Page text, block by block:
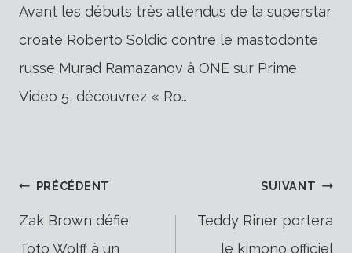
Avant les débuts très attendus de la superstar
croate Roberto Soldic contre le mastodonte
russe Murad Ramazanov à ONE sur Prime
Video 5, découvrez « Ro…
Navigation
PRÉCÉDENT
Zak Brown défie
Toto Wolff à un
SUIVANT
Teddy Riner portera
le kimono officiel